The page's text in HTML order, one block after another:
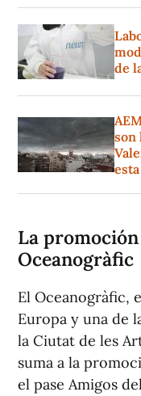
de
son
La
Oceanogràfic
El Oceanogràfic,
Europa y una de
la Ciutat de les
suma a la
el pase Amigos